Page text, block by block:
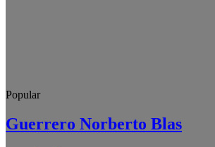
Popular
Guerrero Norberto Blas